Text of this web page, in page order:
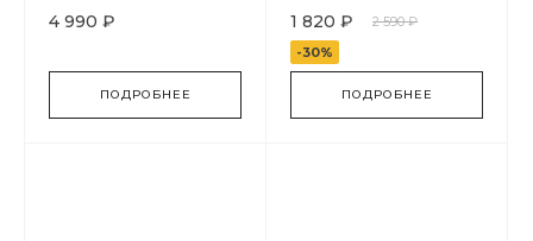
4 990 ₽
ПОДРОБНЕЕ
1 820 ₽
2 590 ₽
-30%
ПОДРОБНЕЕ